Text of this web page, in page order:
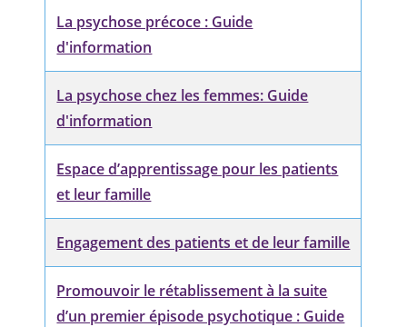
La psychose précoce : Guide
d'information
La psychose chez les femmes: Guide
d'information
Espace d’apprentissage pour les patients
et leur famille
Engagement des patients et de leur famille
Promouvoir le rétablissement à la suite
d’un premier épisode psychotique : Guide